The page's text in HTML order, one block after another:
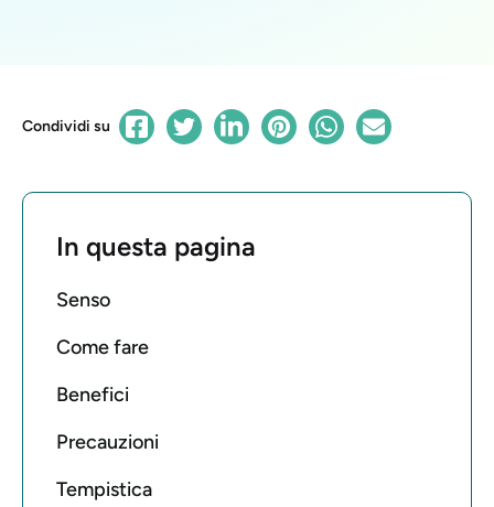
Condividi su
In questa pagina
Senso
Come fare
Benefici
Precauzioni
Tempistica